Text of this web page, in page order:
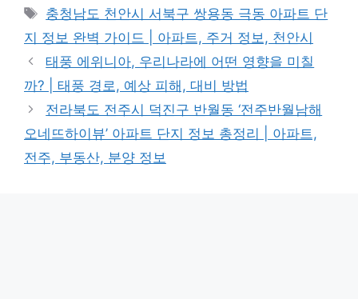
Tags
충청남도 천안시 서북구 쌍용동 극동 아파트 단
지 정보 완벽 가이드 | 아파트, 주거 정보, 천안시
태풍 에위니아, 우리나라에 어떤 영향을 미칠
까? | 태풍 경로, 예상 피해, 대비 방법
전라북도 전주시 덕진구 반월동 ‘전주반월남해
오네뜨하이뷰’ 아파트 단지 정보 총정리 | 아파트,
전주, 부동산, 분양 정보